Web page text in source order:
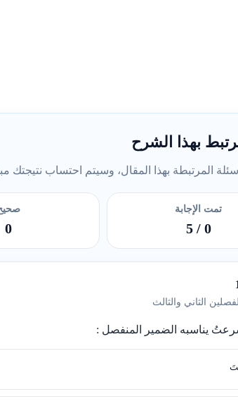
بهذا الشرح
المرتبطة بهذا المقال، وسيتم احتساب نتيجتك
تمت الإجابة
0
/ 5
0
الثاني والثالث
يناسبه الضمير المنفصل :